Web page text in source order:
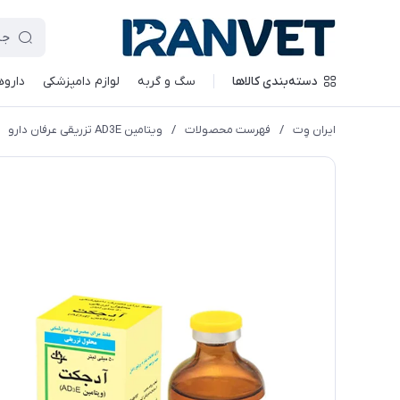
دسته‌بندی کالاها سگ و گربه لوازم دامپزشکی
ایران وِت / فهرست محصولات / ويتامين AD3E تزریقی عرفان دارو